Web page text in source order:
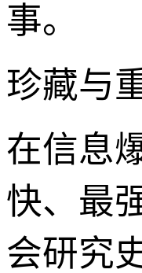
事。
珍藏与
在信息
快、最
会研究